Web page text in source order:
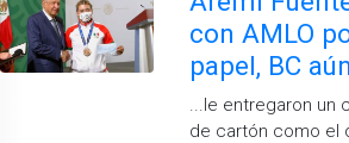
con AMLO
papel, BC
...le entregaron
de cartón como el